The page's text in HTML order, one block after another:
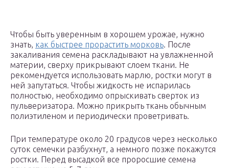
Чтобы быть уверенным в хорошем урожае, нужно
знать, как быстрее прорастить морковь. После
закаливания семена раскладывают на увлажненной
материи, сверху прикрывают слоем ткани. Не
рекомендуется использовать марлю, ростки могут в
ней запутаться. Чтобы жидкость не испарилась
полностью, необходимо опрыскивать сверток из
пульверизатора. Можно прикрыть ткань обычным
полиэтиленом и периодически проветривать.
При температуре около 20 градусов через несколько
суток семечки разбухнут, а немного позже покажутся
ростки. Перед высадкой все проросшие семена